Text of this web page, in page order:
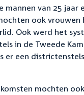
mannen van 25 jaar
ook vrouwen
Ook werd het
in de Tweede
er een
mochten